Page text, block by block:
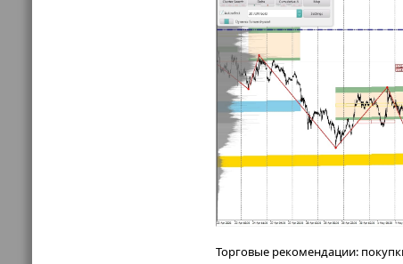
Торговые рекомендации: